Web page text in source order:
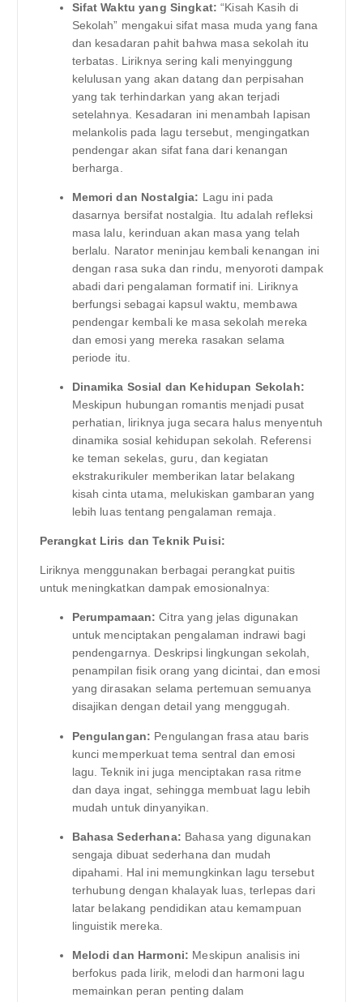
Sifat Waktu yang Singkat: “Kisah Kasih di
Sekolah” mengakui sifat masa muda yang fana
dan kesadaran pahit bahwa masa sekolah itu
terbatas. Liriknya sering kali menyinggung
kelulusan yang akan datang dan perpisahan
yang tak terhindarkan yang akan terjadi
setelahnya. Kesadaran ini menambah lapisan
melankolis pada lagu tersebut, mengingatkan
pendengar akan sifat fana dari kenangan
berharga.
Memori dan Nostalgia: Lagu ini pada
dasarnya bersifat nostalgia. Itu adalah refleksi
masa lalu, kerinduan akan masa yang telah
berlalu. Narator meninjau kembali kenangan ini
dengan rasa suka dan rindu, menyoroti dampak
abadi dari pengalaman formatif ini. Liriknya
berfungsi sebagai kapsul waktu, membawa
pendengar kembali ke masa sekolah mereka
dan emosi yang mereka rasakan selama
periode itu.
Dinamika Sosial dan Kehidupan Sekolah:
Meskipun hubungan romantis menjadi pusat
perhatian, liriknya juga secara halus menyentuh
dinamika sosial kehidupan sekolah. Referensi
ke teman sekelas, guru, dan kegiatan
ekstrakurikuler memberikan latar belakang
kisah cinta utama, melukiskan gambaran yang
lebih luas tentang pengalaman remaja.
Perangkat Liris dan Teknik Puisi:
Liriknya menggunakan berbagai perangkat puitis
untuk meningkatkan dampak emosionalnya:
Perumpamaan: Citra yang jelas digunakan
untuk menciptakan pengalaman indrawi bagi
pendengarnya. Deskripsi lingkungan sekolah,
penampilan fisik orang yang dicintai, dan emosi
yang dirasakan selama pertemuan semuanya
disajikan dengan detail yang menggugah.
Pengulangan: Pengulangan frasa atau baris
kunci memperkuat tema sentral dan emosi
lagu. Teknik ini juga menciptakan rasa ritme
dan daya ingat, sehingga membuat lagu lebih
mudah untuk dinyanyikan.
Bahasa Sederhana: Bahasa yang digunakan
sengaja dibuat sederhana dan mudah
dipahami. Hal ini memungkinkan lagu tersebut
terhubung dengan khalayak luas, terlepas dari
latar belakang pendidikan atau kemampuan
linguistik mereka.
Melodi dan Harmoni: Meskipun analisis ini
berfokus pada lirik, melodi dan harmoni lagu
memainkan peran penting dalam